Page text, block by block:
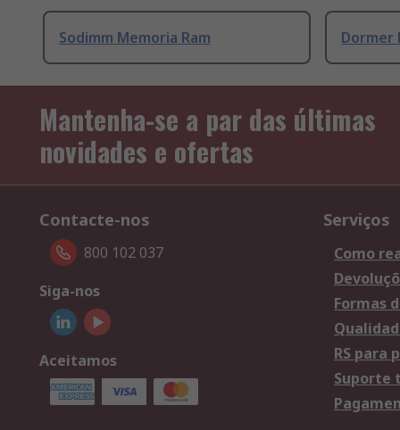
Sodimm Memoria Ram Dormer
Mantenha-se a par das últimas
novidades e ofertas
Contacte-nos
800 102 037
Siga-nos
Aceitamos
Serviços
Como
Formas
RS para
Suporte